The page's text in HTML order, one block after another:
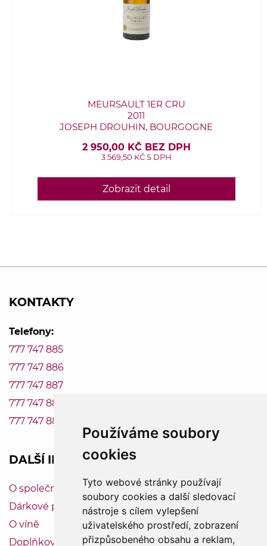
Používáme soubory
cookies
Tyto webové stránky používají
soubory cookies a další sledovací
nástroje s cílem vylepšení
uživatelského prostředí, zobrazení
přizpůsobeného obsahu a reklam,
MEURSAULT 1ER CRU
2011
JOSEPH DROUHIN, BOURGOGNE
2 950,00 KČ BEZ DPH
3 569,50 KČ S DPH
Zobrazit detail
KONTAKTY
Telefony:
777 747 885
777 747 886
777 747 887
777 747 888
777 747 889
DALŠÍ INFORMACE
O společnosti Vinum-Bonum
Dárkové poukazy
O víně
Doplňkový servis